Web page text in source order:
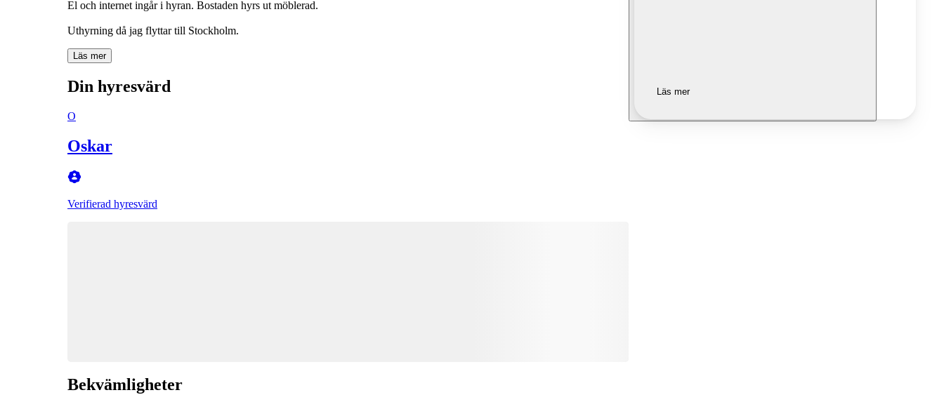
El och internet ingår i hyran. Bostaden hyrs ut möblerad.
Uthyrning då jag flyttar till Stockholm.
Läs mer
Din hyresvärd
O
Oskar
Verifierad hyresvärd
Bekvämligheter
Läs mer